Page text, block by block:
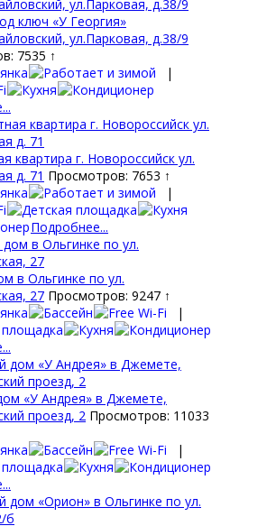
ключ «У Георгия»
ул.Парковая, д.38/9
7535 ↑
|
квартира г. Новороссийск ул.
д. 71 Просмотров: 7653 ↑
|
Подробнее...
в Ольгинке по ул.
27 Просмотров: 9247 ↑
|
«У Андрея» в Джемете,
проезд, 2 Просмотров: 11033
|